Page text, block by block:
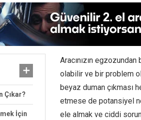
Çıkar?
İçin
Aracınızın
olabilir ve bir problem
beyaz duman çıkması
etmese de potansiyel
ele almak ve ciddi